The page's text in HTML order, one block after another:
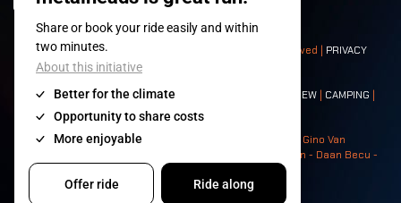
© 2008-2026- Apache Productions VZW – All rights reserved | PRIVACY
POLICY|ALGEMENE VOORWAARDEN
Contact:GENERAL| PARTNERSHIPS CREW | CAMPING |
NEIGHBOURS
Photos: Ann Kermans - Hans Van Hoof - Eliaz Bruggeman - Gino Van
Lancker - Tim Tronckoe - Elsie Roymans - Stijn Verbruggen - Daan Becu -
Claus Christa - Devid Camerlynck